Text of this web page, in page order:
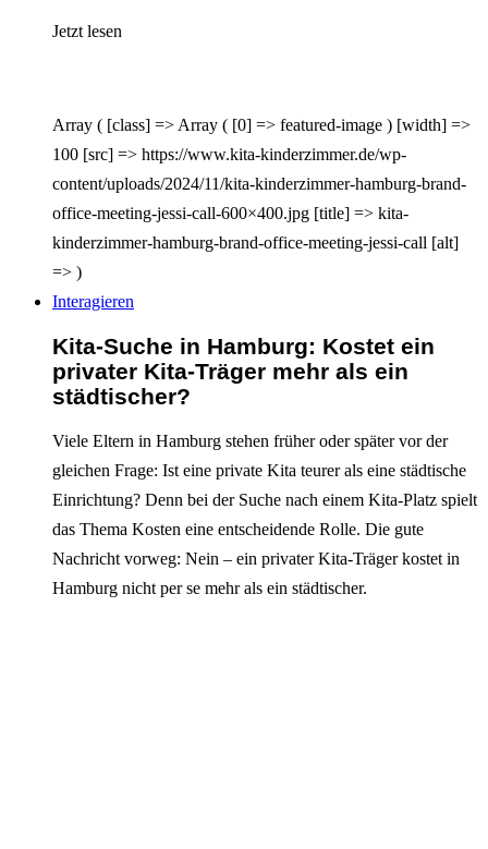
Jetzt lesen
Array ( [class] => Array ( [0] => featured-image ) [width] =>
100 [src] => https://www.kita-kinderzimmer.de/wp-
content/uploads/2024/11/kita-kinderzimmer-hamburg-brand-
office-meeting-jessi-call-600×400.jpg [title] => kita-
kinderzimmer-hamburg-brand-office-meeting-jessi-call [alt]
=> )
Interagieren
Kita-Suche in Hamburg: Kostet ein
privater Kita-Träger mehr als ein
städtischer?
Viele Eltern in Hamburg stehen früher oder später vor der
gleichen Frage: Ist eine private Kita teurer als eine städtische
Einrichtung? Denn bei der Suche nach einem Kita-Platz spielt
das Thema Kosten eine entscheidende Rolle. Die gute
Nachricht vorweg: Nein – ein privater Kita-Träger kostet in
Hamburg nicht per se mehr als ein städtischer.